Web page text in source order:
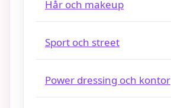
Hår och makeup
Sport och street
Power dressing och kontor